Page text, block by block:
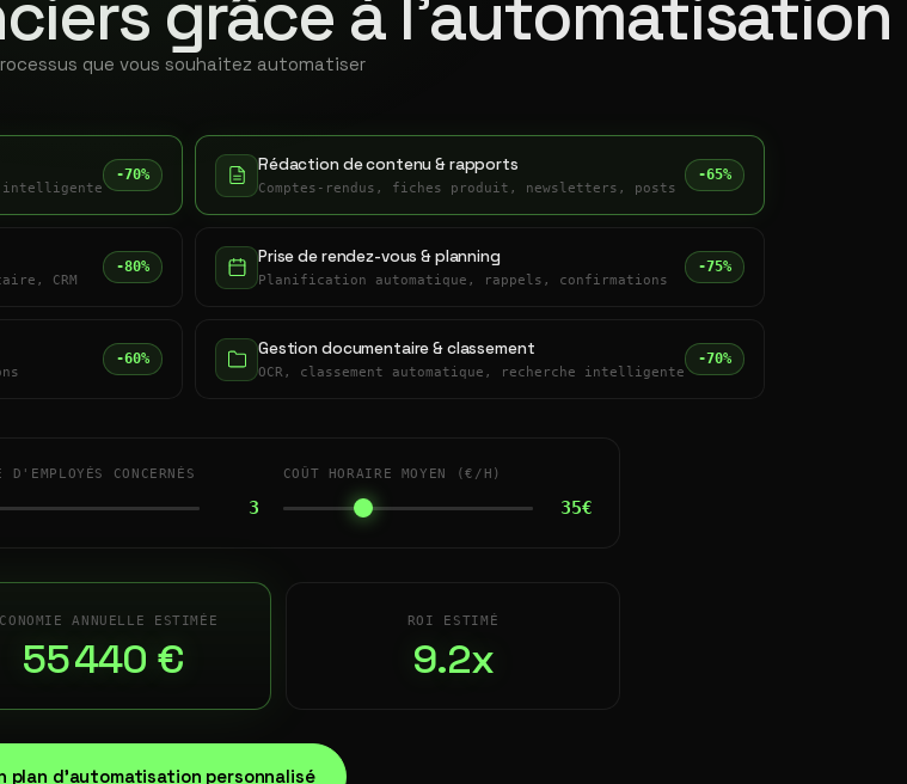
que vous souhaitez automatiser
intelligente
-70% Rédaction de contenu & rapports
Comptes-rendus, fiches produit, newsletters, posts
-65%
CRM
-80% Prise de rendez-vous & planning
Planification automatique, rappels, confirmations
-75%
-60% Gestion documentaire & classement
OCR, classement automatique, recherche intelligente
-70%
D'EMPLOYÉS CONCERNÉS
3
COÛT HORAIRE MOYEN (€/H)
35€
ANNUELLE ESTIMÉE
55 440 €
ROI ESTIMÉ
9.2x
plan d'automatisation personnalisé